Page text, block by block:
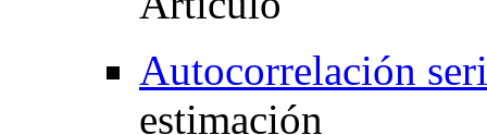
Autocorrelación
estimación